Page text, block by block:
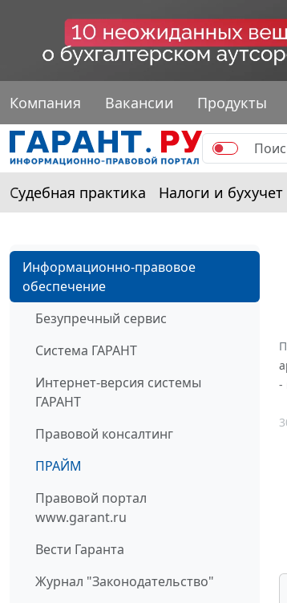
Компания Вакансии Продукты
Судебная практика Налоги и бухучет
Информационно-правовое
обеспечение
Безупречный сервис
Система ГАРАНТ
Интернет-версия системы
ГАРАНТ
Правовой консалтинг
ПРАЙМ
Правовой портал
www.garant.ru
Вести Гаранта
Журнал "Законодательство"
-